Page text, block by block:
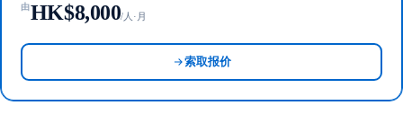
由HK$8,000/人·月
索取报价